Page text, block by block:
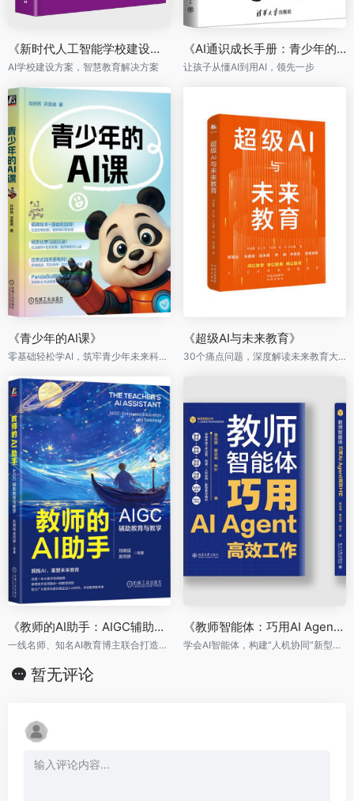
《新时代人工智能学校建设方案》
AI学校建设方案，智慧教育解决方案
《AI通识成长手册：青少年的智能认知与实践启蒙》
让孩子从懂AI到用AI，领先一步
《青少年的AI课》
零基础轻松学AI，筑牢青少年未来科技硬实力
《超级AI与未来教育》
30个痛点问题，深度解读未来教育大趋势
《教师的AI助手：AIGC辅助教育与教学》
一线名师、知名AI教育博主联合打造，50+跨学科案例，智能课堂触手可及
《教师智能体：巧用AI Agent高效工作》
学会AI智能体，构建“人机协同”新型教学模式
暂无评论